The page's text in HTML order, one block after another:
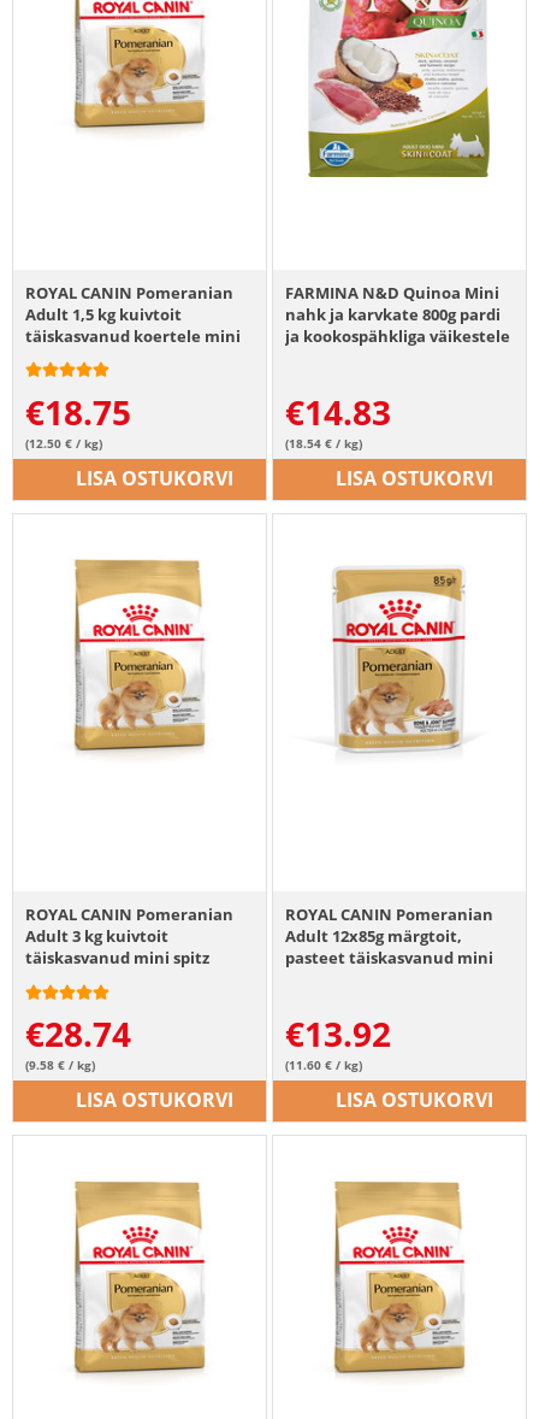
ROYAL CANIN Pomeranian
Adult 1,5 kg kuivtoit
täiskasvanud koertele mini
spitz
€18.75
(12.50 € / kg)
LISA OSTUKORVI
FARMINA N&D Quinoa Mini
nahk ja karvkate 800g pardi
ja kookospähkliga väikestele
€14.83
(18.54 € / kg)
LISA OSTUKORVI
ROYAL CANIN Pomeranian
Adult 3 kg kuivtoit
täiskasvanud mini spitz
tõugu koertele
€28.74
(9.58 € / kg)
LISA OSTUKORVI
ROYAL CANIN Pomeranian
Adult 12x85g märgtoit,
pasteet täiskasvanud mini
€13.92
(11.60 € / kg)
LISA OSTUKORVI